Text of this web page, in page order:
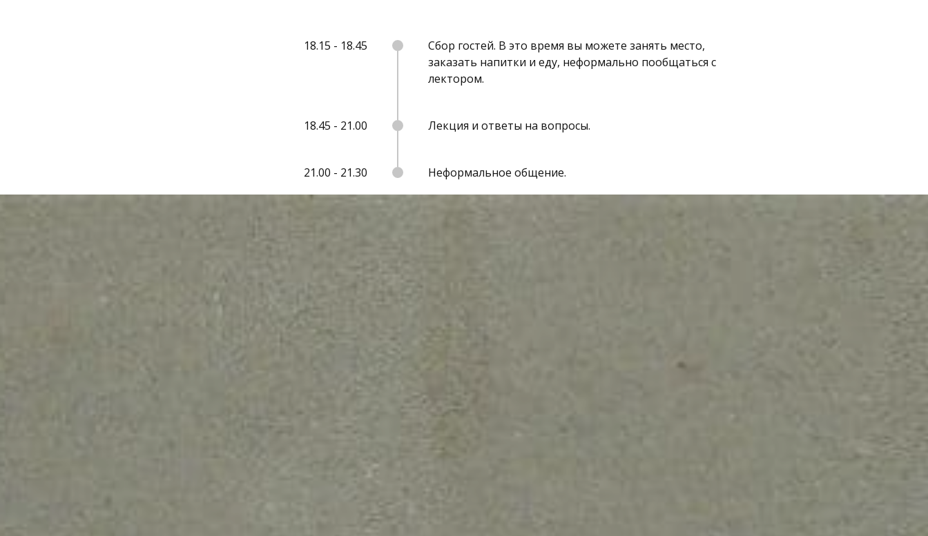
18.15 - 18.45
Сбор гостей. В это время вы можете занять место,
заказать напитки и еду, неформально пообщаться с
лектором.
18.45 - 21.00 Лекция и ответы на вопросы.
21.00 - 21.30 Неформальное общение.